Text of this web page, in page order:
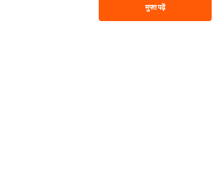
मुफ्त पढ़ें